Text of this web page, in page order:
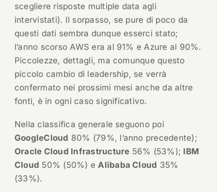
scegliere risposte multiple data agli
intervistati). Il sorpasso, se pure di poco da
questi dati sembra dunque esserci stato;
l’anno scorso AWS era al 91% e Azure al 90%.
Piccolezze, dettagli, ma comunque questo
piccolo cambio di leadership, se verrà
confermato nei prossimi mesi anche da altre
fonti, è in ogni caso significativo.
Nella classifica generale seguono poi
GoogleCloud 80% (79%, l’anno precedente);
Oracle Cloud Infrastructure 56% (53%); IBM
Cloud 50% (50%) eAlibaba Cloud 35%
(33%).